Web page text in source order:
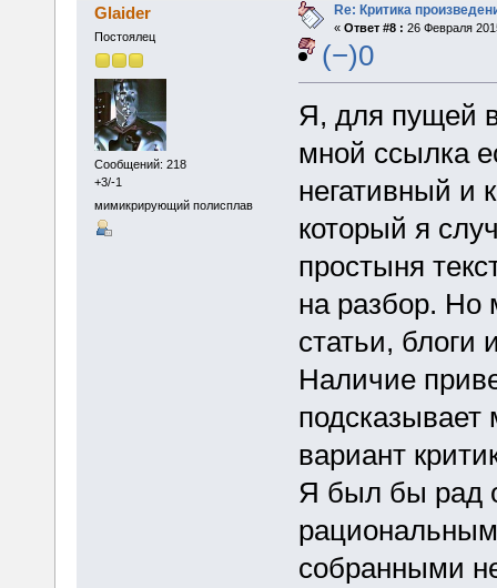
Glaider
Постоялец
Сообщений: 218
+3/-1
мимикрирующий полисплав
Re: Критика
« Ответ #8 : 26 Февраля
(−)0
Я, для пущей
мной ссылка
негативный и
который я
простыня
на разбор. Но
статьи,
Наличие
подсказывает
вариант
Я был бы рад
собранными